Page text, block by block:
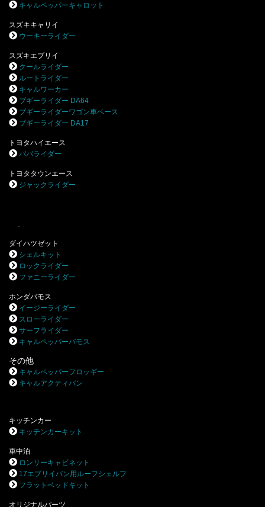
キャルペッパーキャロット
スズキキャリイ
ウーキーライダー
スズキエブリイ
クールライダー
ルートライダー
キャルワーカー
ブギーライダー DA64
ブギーライダーワゴン車ベース
ブギーライダー DA17
トヨタハイエース
パパライダー
トヨタタウンエース
ジャックライダー
ダイハツゼット
シェルキット
ロックライダー
ファニーライダー
ホンダバモス
イージーライダー
スローライダー
サーフライダー
キャルペッパーバモス
その他
キャルペッパーフロッギー
キャルアクティバン
キッチンカー
キッチンカーキット
車中泊
ロンリーキャビネット
17エブリイバン用ルーフシェルフ
フラットベッドキット
オリジナルパーツ